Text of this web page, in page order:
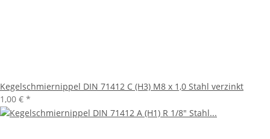
Kegelschmiernippel DIN 71412 C (H3) M8 x 1,0 Stahl verzinkt
1,00 € *